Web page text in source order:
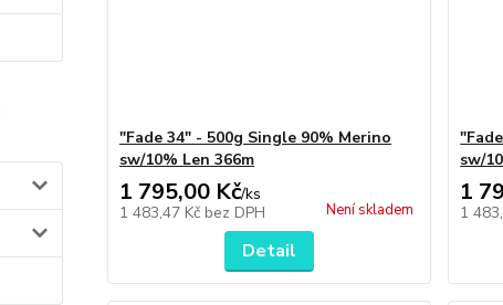
"Fade 34" - 500g Single 90% Merino
sw/10% Len 366m
1 795,00 Kč/ks
1 483,47 Kč bez DPH Není skladem
Detail
sw/
1
1